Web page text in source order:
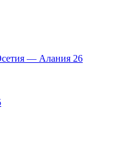
— Алания 26